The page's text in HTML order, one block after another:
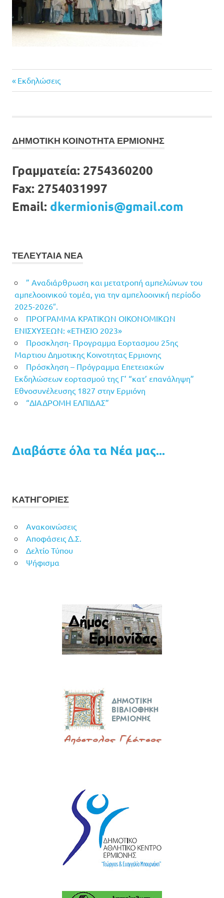
Πλοήγηση
Previous
Post:
Εκδηλώσεις
ΔΗΜΟΤΙΚΗ ΚΟΙΝΟΤΗΤΑ ΕΡΜΙΟΝΗΣ
Γραμματεία: 2754360200
Fax: 2754031997
Email: dkermionis@gmail.com
ΤΕΛΕΥΤΑΙΑ ΝΕΑ
” Αναδιάρθρωση και μετατροπή αμπελώνων του
αμπελοοινικού τομέα, για την αμπελοοινική περίοδο
2025-2026″.
ΠΡΟΓΡΑΜΜΑ ΚΡΑΤΙΚΩΝ ΟΙΚΟΝΟΜΙΚΩΝ
ΕΝΙΣΧΥΣΕΩΝ: «ΕΤΗΣΙΟ 2023»
Προσκληση- Προγραμμα Εορτασμου 25ης
Μαρτιου Δημοτικης Κοινοτητας Ερμιονης
Πρόσκληση – Πρόγραμμα Επετειακών
Εκδηλώσεων εορτασμού της Γ’ “κατ’ επανάληψη”
Εθνοσυνέλευσης 1827 στην Ερμιόνη
“ΔΙΑΔΡΟΜΗ ΕΛΠΙΔΑΣ”
Διαβάστε όλα τα Νέα μας...
ΚΑΤΗΓΟΡΙΕΣ
Ανακοινώσεις
Αποφάσεις Δ.Σ.
Δελτίο Τύπου
Ψήφισμα